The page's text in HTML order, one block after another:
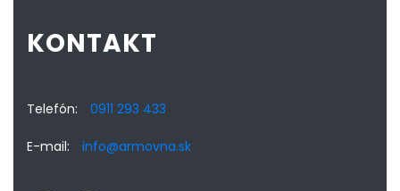
KONTAKT
Telefón: 0911 293 433
E-mail: info@armovna.sk